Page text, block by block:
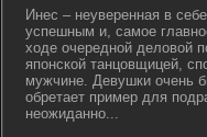
Инес – неуверенная в
успешным и, самое
ходе очередной деловой
японской танцовщицей,
мужчине. Девушки очень
обретает пример для
неожиданно...